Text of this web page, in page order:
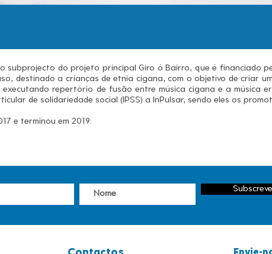
subprojecto do projeto principal Giro ó Bairro, que é financiado
destinado a crianças de etnia cigana, com o objetivo de criar
repertório de fusão entre música cigana e a música
de solidariedade social (IPSS) a InPulsar, sendo eles os
e terminou em 2019.